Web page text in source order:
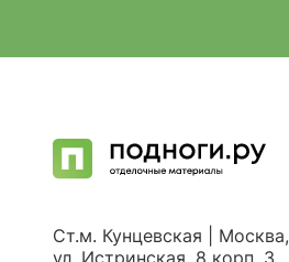
Ст.м. Кунцевская | Москва,
ул. Истринская, 8 корп. 3